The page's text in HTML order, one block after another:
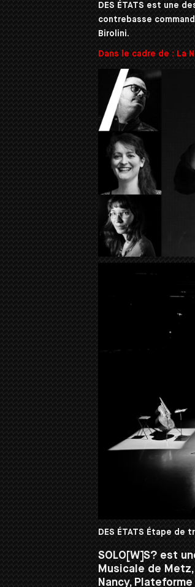
DES ÉTATS est une
contrebasse
Birolini.
Dans le cadre de : La
DES ÉTATS Étape de
SOLO[W]S? est
Musicale de Metz,
Nancy,